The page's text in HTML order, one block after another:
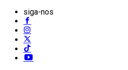
siga-nos